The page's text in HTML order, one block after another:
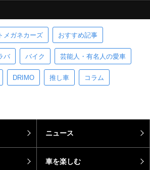
メガネカーズ おすすめ記事
バ バイク 芸能人・有名人の愛車
DRIMO 推し車 コラム
ニュース
車を楽しむ